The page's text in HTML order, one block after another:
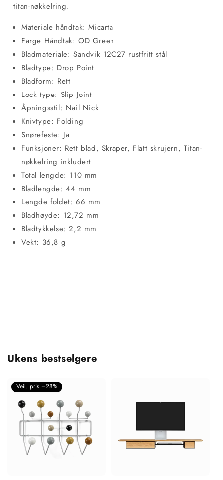
titan-nøkkelring.
Materiale håndtak: Micarta
Farge Håndtak: OD Green
Bladmateriale: Sandvik 12C27 rustfritt stål
Bladtype: Drop Point
Bladform: Rett
Lock type: Slip Joint
Åpningsstil: Nail Nick
Knivtype: Folding
Snørefeste: Ja
Funksjoner: Rett blad, Skraper, Flatt skrujern, Titan-
nøkkelring inkludert
Total lengde: 110 mm
Bladlengde: 44 mm
Lengde foldet: 66 mm
Bladhøyde: 12,72 mm
Bladtykkelse: 2,2 mm
Vekt: 36,8 g
Ukens bestselgere
Veil. pris –28%